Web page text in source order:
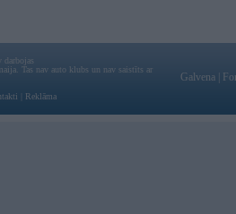
darbojas
Tas nav auto klubs un nav saistīts ar
Reklāma
Galvena